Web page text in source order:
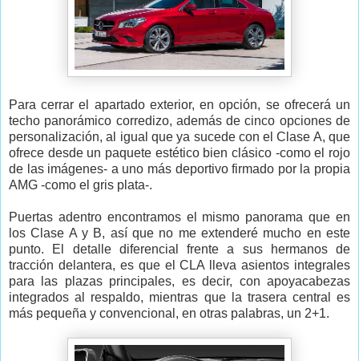
Para cerrar el apartado exterior, en opción, se ofrecerá un
techo panorámico corredizo, además de cinco opciones de
personalización, al igual que ya sucede con el Clase A, que
ofrece desde un paquete estético bien clásico -como el rojo
de las imágenes- a uno más deportivo firmado por la propia
AMG -como el gris plata-.
Puertas adentro encontramos el mismo panorama que en
los Clase A y B, así que no me extenderé mucho en este
punto. El detalle diferencial frente a sus hermanos de
tracción delantera, es que el CLA lleva asientos integrales
para las plazas principales, es decir, con apoyacabezas
integrados al respaldo, mientras que la trasera central es
más pequeña y convencional, en otras palabras, un 2+1.